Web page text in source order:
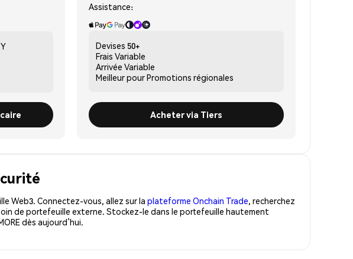
Assistance:
Devises 50+
Frais Variable
Arrivée Variable
Meilleur pourPromotions régionales
Acheter via Tiers
Web3. Connectez-vous, allez sur la plateforme Onchain Trade, recherchez
de portefeuille externe. Stockez-le dans le portefeuille hautement
dès aujourd’hui.